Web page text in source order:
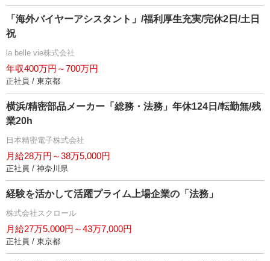
「海外バイヤーアシスタント」/福利厚生充実/完休2日/土日
祝
la belle vie株式会社
年収400万円～700万円
正社員 / 東京都
横浜/精密部品メーカー「総務・法務」年休124日/転勤無/残
業20h
日本精密電子株式会社
月給28万円～38万5,000円
正社員 / 神奈川県
経験を活かして活躍プライム上場企業の「法務」
株式会社スクロール
月給27万5,000円～43万7,000円
正社員 / 東京都